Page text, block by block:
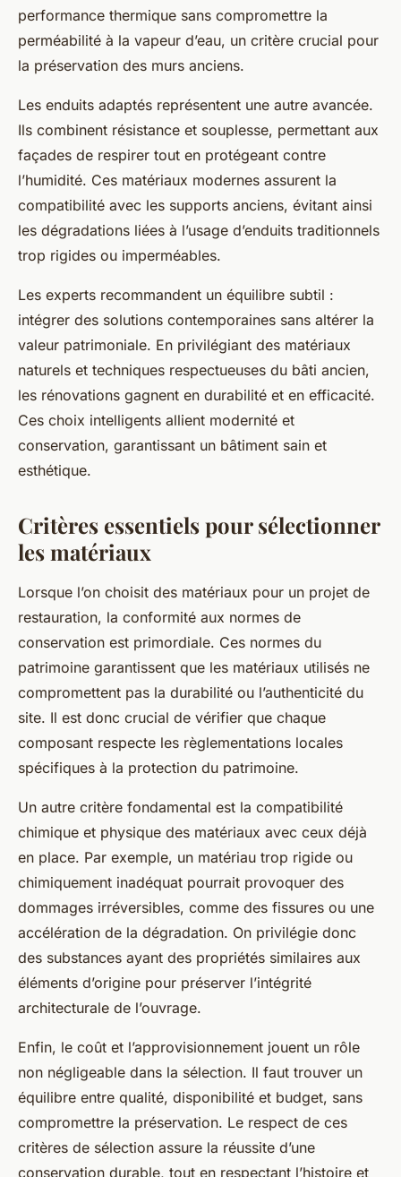
performance thermique sans compromettre la
perméabilité à la vapeur d’eau, un critère crucial pour
la préservation des murs anciens.
Les enduits adaptés représentent une autre avancée.
Ils combinent résistance et souplesse, permettant aux
façades de respirer tout en protégeant contre
l’humidité. Ces matériaux modernes assurent la
compatibilité avec les supports anciens, évitant ainsi
les dégradations liées à l’usage d’enduits traditionnels
trop rigides ou imperméables.
Les experts recommandent un équilibre subtil :
intégrer des solutions contemporaines sans altérer la
valeur patrimoniale. En privilégiant des matériaux
naturels et techniques respectueuses du bâti ancien,
les rénovations gagnent en durabilité et en efficacité.
Ces choix intelligents allient modernité et
conservation, garantissant un bâtiment sain et
esthétique.
Critères essentiels pour sélectionner
les matériaux
Lorsque l’on choisit des matériaux pour un projet de
restauration, la conformité aux normes de
conservation est primordiale. Ces normes du
patrimoine garantissent que les matériaux utilisés ne
compromettent pas la durabilité ou l’authenticité du
site. Il est donc crucial de vérifier que chaque
composant respecte les règlementations locales
spécifiques à la protection du patrimoine.
Un autre critère fondamental est la compatibilité
chimique et physique des matériaux avec ceux déjà
en place. Par exemple, un matériau trop rigide ou
chimiquement inadéquat pourrait provoquer des
dommages irréversibles, comme des fissures ou une
accélération de la dégradation. On privilégie donc
des substances ayant des propriétés similaires aux
éléments d’origine pour préserver l’intégrité
architecturale de l’ouvrage.
Enfin, le coût et l’approvisionnement jouent un rôle
non négligeable dans la sélection. Il faut trouver un
équilibre entre qualité, disponibilité et budget, sans
compromettre la préservation. Le respect de ces
critères de sélection assure la réussite d’une
conservation durable, tout en respectant l’histoire et